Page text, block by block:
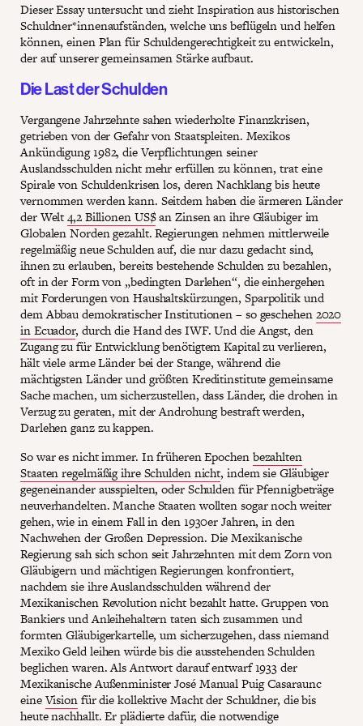
Dieser Essay untersucht und zieht Inspiration aus historischen
Schuldner*innenaufständen, welche uns beflügeln und helfen
können, einen Plan für Schuldengerechtigkeit zu entwickeln,
der auf unserer gemeinsamen Stärke aufbaut.
Die Last der Schulden
Vergangene Jahrzehnte sahen wiederholte Finanzkrisen,
getrieben von der Gefahr von Staatspleiten. Mexikos
Ankündigung 1982, die Verpflichtungen seiner
Auslandsschulden nicht mehr erfüllen zu können, trat eine
Spirale von Schuldenkrisen los, deren Nachklang bis heute
vernommen werden kann. Seitdem haben die ärmeren Länder
der Welt4,2 Billionen US$an Zinsen an ihre Gläubiger im
Globalen Norden gezahlt. Regierungen nehmen mittlerweile
regelmäßig neue Schulden auf, die nur dazu gedacht sind,
ihnen zu erlauben, bereits bestehende Schulden zu bezahlen,
oft in der Form von „bedingten Darlehen“, die einhergehen
mit Forderungen von Haushaltskürzungen, Sparpolitik und
dem Abbau demokratischer Institutionen – so geschehen2020
in Ecuador, durch die Hand des IWF. Und die Angst, den
Zugang zu für Entwicklung benötigtem Kapital zu verlieren,
hält viele arme Länder bei der Stange, während die
mächtigsten Länder und größten Kreditinstitute gemeinsame
Sache machen, um sicherzustellen, dass Länder, die drohen in
Verzug zu geraten, mit der Androhung bestraft werden,
Darlehen ganz zu kappen.
So war es nicht immer. In früheren Epochenbezahlten
Staaten regelmäßig ihre Schulden nicht, indem sie Gläubiger
gegeneinander ausspielten, oder Schulden für Pfennigbeträge
neuverhandelten. Manche Staaten wollten sogar noch weiter
gehen, wie in einem Fall in den 1930er Jahren, in den
Nachwehen der Großen Depression. Die Mexikanische
Regierung sah sich schon seit Jahrzehnten mit dem Zorn von
Gläubigern und mächtigen Regierungen konfrontiert,
nachdem sie ihre Auslandsschulden während der
Mexikanischen Revolution nicht bezahlt hatte. Gruppen von
Bankiers und Anleihehaltern taten sich zusammen und
formten Gläubigerkartelle, um sicherzugehen, dass niemand
Mexiko Geld leihen würde bis die ausstehenden Schulden
beglichen waren. Als Antwort darauf entwarf 1933 der
Mexikanische Außenminister José Manual Puig Casaraunc
eineVisionfür die kollektive Macht der Schuldner, die bis
heute nachhallt. Er plädierte dafür, die notwendige